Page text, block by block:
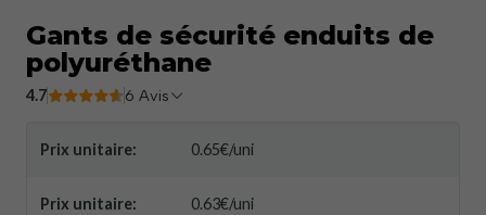
Gants de sécurité enduits de
polyuréthane
4.7 6 Avis
Prix ​​unitaire: 0.65€/uni
Prix ​​unitaire: 0.63€/uni